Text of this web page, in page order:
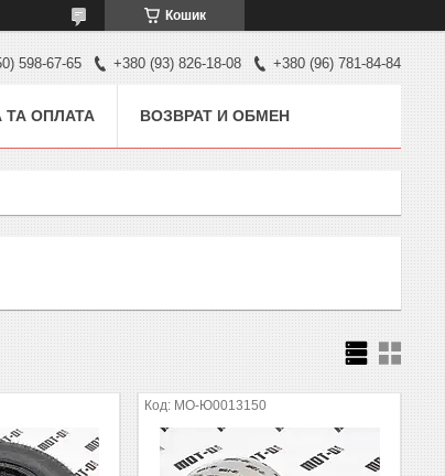
Кошик
598-67-65 +380 (93) 826-18-08 +380 (96) 781-84-84
ТА ОПЛАТА ВОЗВРАТ И ОБМЕН
MO-Ю0013150